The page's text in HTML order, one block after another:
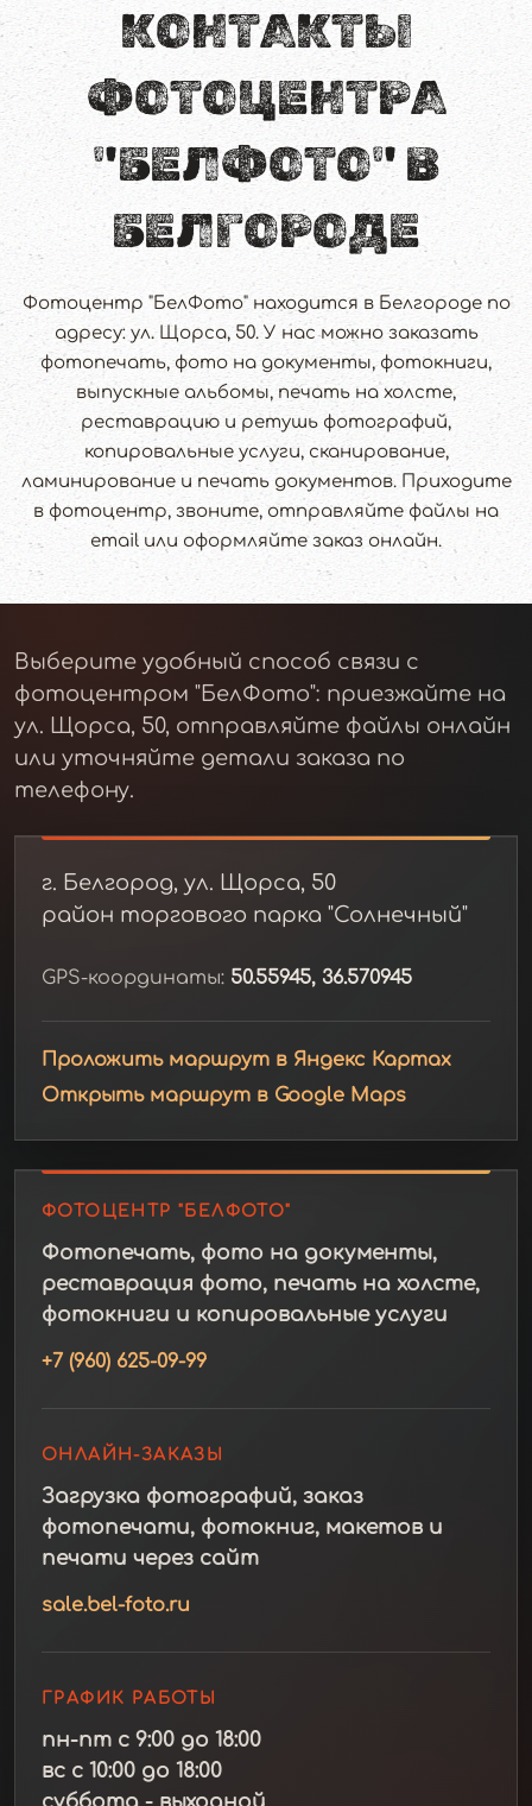
КОНТАКТЫ
ФОТОЦЕНТРА
"БЕЛФОТО" В
БЕЛГОРОДЕ
Фотоцентр "БелФото" находится в Белгороде по
адресу: ул. Щорса, 50. У нас можно заказать
фотопечать, фото на документы, фотокниги,
выпускные альбомы, печать на холсте,
реставрацию и ретушь фотографий,
копировальные услуги, сканирование,
ламинирование и печать документов. Приходите
в фотоцентр, звоните, отправляйте файлы на
email или оформляйте заказ онлайн.
Выберите удобный способ связи с
фотоцентром "БелФото": приезжайте на
ул. Щорса, 50, отправляйте файлы онлайн
или уточняйте детали заказа по
телефону.
г. Белгород, ул. Щорса, 50
район торгового парка "Солнечный"
GPS-координаты: 50.55945, 36.570945
Проложить маршрут в Яндекс Картах
Открыть маршрут в Google Maps
ФОТОЦЕНТР "БЕЛФОТО"
Фотопечать, фото на документы,
реставрация фото, печать на холсте,
фотокниги и копировальные услуги
+7 (960) 625-09-99
ОНЛАЙН-ЗАКАЗЫ
Загрузка фотографий, заказ
фотопечати, фотокниг, макетов и
печати через сайт
sale.bel-foto.ru
ГРАФИК РАБОТЫ
пн-пт с 9:00 до 18:00
вс с 10:00 до 18:00